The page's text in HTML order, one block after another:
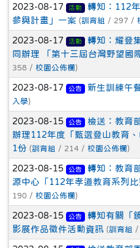
2023-08-17 活動
轉知：112
參與計畫」一案 (訓育組 / 297 /
2023-08-17 活動
轉知：耀登
同辦理 「第十三屆台灣野望國
358 / 校園公佈欄 )
2023-08-17 公告 新生訓練午
入學)
2023-08-15 公告
檢送：教育
辦理112年度「甄選登山教育
1份 (訓育組 / 214 / 校園公佈欄 )
2023-08-15 公告
轉知：教育
源中心「112年孝道教育系列
190 / 校園公佈欄 )
2023-08-15 公告
轉知有關「
影展作品徵件活動資訊 (訓育組 /